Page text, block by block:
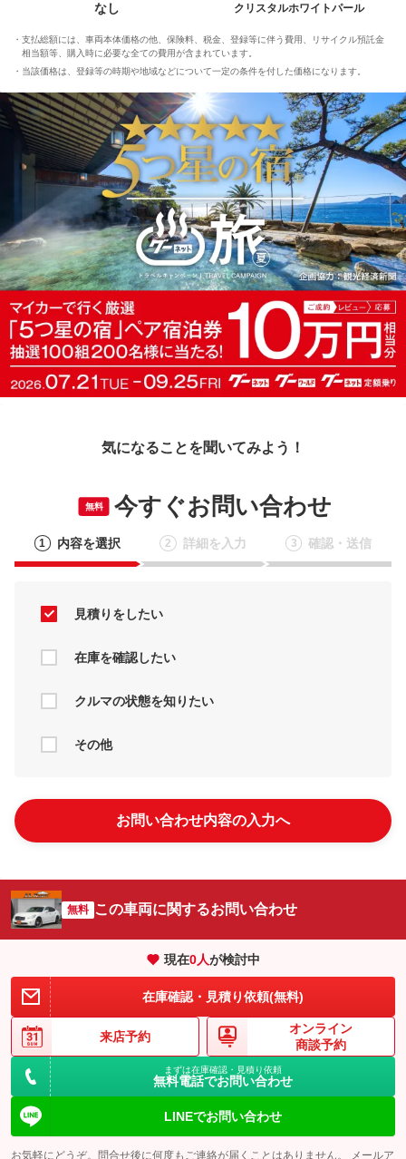
なし
クリスタルホワイトパール
支払総額には、車両本体価格の他、保険料、税金、登録等に伴う費用、リサイクル預託金
相当額等、購入時に必要な全ての費用が含まれています。
当該価格は、登録等の時期や地域などについて一定の条件を付した価格になります。
気になることを聞いてみよう！
無料 今すぐお問い合わせ
1 内容を選択 2 詳細を入力 3 確認・送信
見積りをしたい
在庫を確認したい
クルマの状態を知りたい
その他
お問い合わせ内容の入力へ
無料 この車両に関するお問い合わせ
現在0人が検討中
在庫確認・見積り依頼(無料)
来店予約
オンライン
商談予約
まずは在庫確認・見積り依頼
無料電話でお問い合わせ
LINEでお問い合わせ
お気軽にどうぞ。問合せ後に何度もご連絡が届くことはありません。 メールア